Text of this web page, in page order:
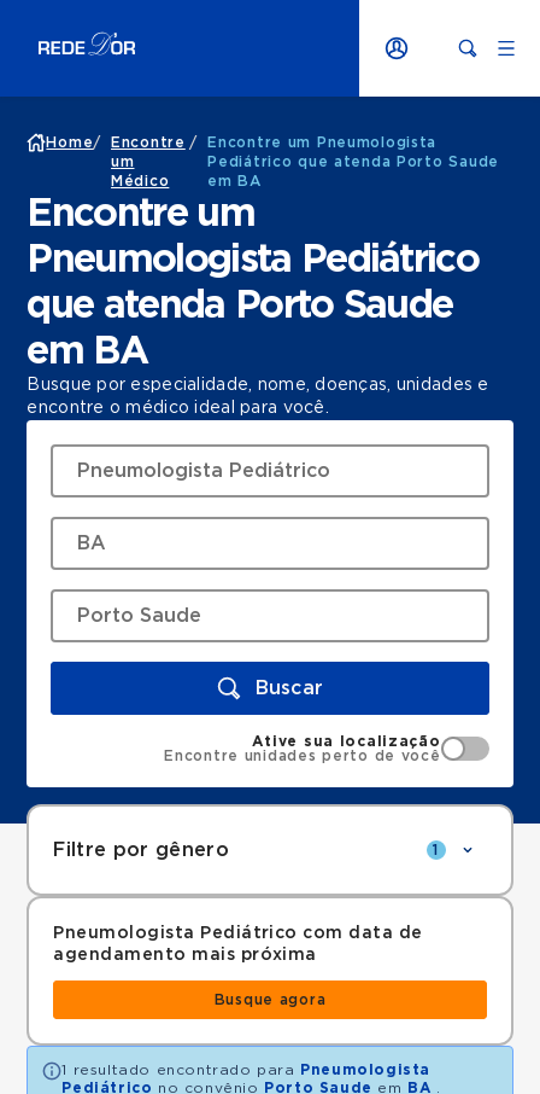
Home/
Encontre
um
Médico
/
Encontre um Pneumologista
Pediátrico que atenda Porto Saude
em BA
Encontre um
Pneumologista Pediátrico
que atenda Porto Saude
em BA
Busque por especialidade, nome, doenças, unidades e
encontre o médico ideal para você.
Buscar
Ative sua localização
Encontre unidades perto de você
Filtre por gênero 1
Pneumologista Pediátrico com data de
agendamento mais próxima
Busque agora
1 resultado encontrado para
Pneumologista
Pediátrico no convênio Porto Saude em BA